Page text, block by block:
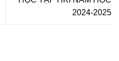
2024-2025